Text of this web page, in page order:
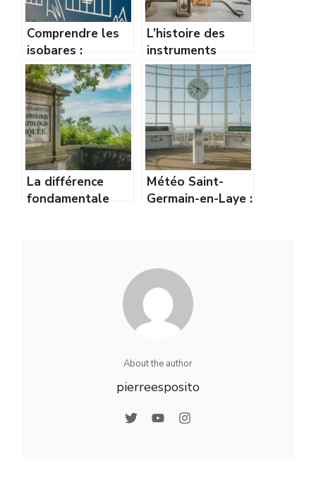
Comprendre les
isobares :
comment lire une
carte de pression
comme un pro
L’histoire des
instruments
météo : du
baromètre à
Torricelli
La différence
fondamentale
Météo Saint-
Germain-en-Laye :
climat
About the author
pierreesposito